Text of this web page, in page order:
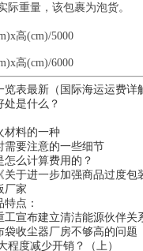
际重量，该包裹为泡货。
高(cm)/5000
高(cm)/6000
表最新（国际海运运费详
处是什么？
材料的一种
需要注意的一些细节
么计算费用的？
关于进一步加强商品过度包
厂家
点：
工宣布建立清洁能源伙伴关
袋收尘器厂房不够高的问题
程度减少开销？（上）